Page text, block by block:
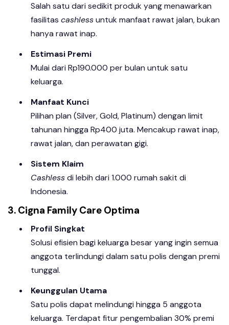
Salah satu dari sedikit produk yang menawarkan
fasilitas cashlessuntuk manfaat rawat jalan, bukan
hanya rawat inap.
Estimasi Premi
Mulai dari Rp190.000 per bulan untuk satu
keluarga.
Manfaat Kunci
Pilihan plan (Silver, Gold, Platinum) dengan limit
tahunan hingga Rp400 juta. Mencakup rawat inap,
rawat jalan, dan perawatan gigi.
Sistem Klaim
Cashlessdi lebih dari 1.000 rumah sakit di
Indonesia.
3. Cigna Family Care Optima
Profil Singkat
Solusi efisien bagi keluarga besar yang ingin semua
anggota terlindungi dalam satu polis dengan premi
tunggal.
Keunggulan Utama
Satu polis dapat melindungi hingga 5 anggota
keluarga. Terdapat fitur pengembalian 30% premi